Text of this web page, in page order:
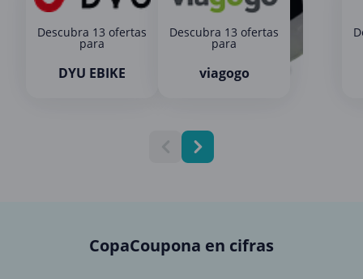
Descubra 13 ofertas
para
DYU EBIKE
Descubra 13 ofertas
para
viagogo
CopaCoupona en cifras